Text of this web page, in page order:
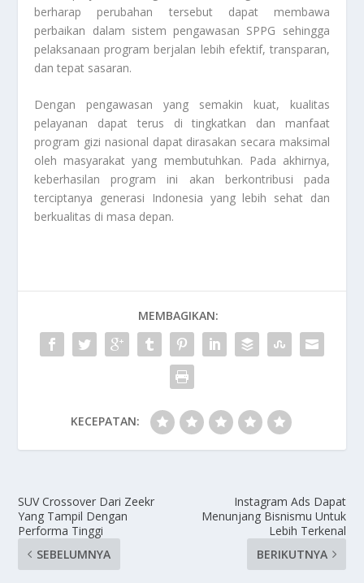
berharap perubahan tersebut dapat membawa
perbaikan dalam sistem pengawasan SPPG sehingga
pelaksanaan program berjalan lebih efektif, transparan,
dan tepat sasaran.
Dengan pengawasan yang semakin kuat, kualitas
pelayanan dapat terus di tingkatkan dan manfaat
program gizi nasional dapat dirasakan secara maksimal
oleh masyarakat yang membutuhkan. Pada akhirnya,
keberhasilan program ini akan berkontribusi pada
terciptanya generasi Indonesia yang lebih sehat dan
berkualitas di masa depan.
MEMBAGIKAN:
KECEPATAN:
SUV Crossover Dari Zeekr
Yang Tampil Dengan
Performa Tinggi
SEBELUMNYA
Instagram Ads Dapat
Menunjang Bisnismu Untuk
Lebih Terkenal
BERIKUTNYA